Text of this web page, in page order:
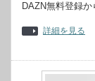
DAZN無料登録
詳細を見る